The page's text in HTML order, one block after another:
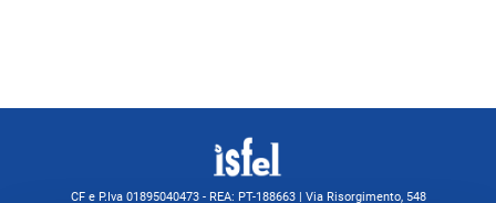
CF e P.Iva 01895040473 - REA: PT-188663 | Via Risorgimento, 548